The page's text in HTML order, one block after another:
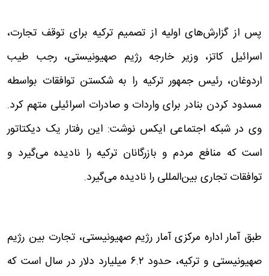
پس از گزارش‌های اولیه از تصمیم ترکیه برای توقف تجارت،
اسرائیل کاتز، وزیر خارجه رژیم صهیونیستی، رجب طیب
اردوغان، رئیس جمهور ترکیه را به شکستن توافقات بواسطه
مسدود کردن بنادر برای واردات و صادرات اسرائیلی متهم کرد.
وی در شبکه اجتماعی ایکس نوشت: این رفتار یک دیکتاتور
است که منافع مردم و بازرگانان ترکیه را نادیده می‌گیرد و
توافقات تجاری بین‌المللی را نادیده می‌گیرد.
طبق آمار اداره مرکزی آمار رژیم صهیونیستی، تجارت بین رژیم
صهیونیستی و ترکیه، حدود ۶.۲ میلیارد دلار در سال است که